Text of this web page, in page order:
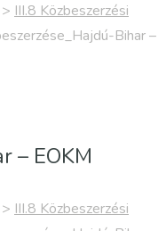
> III.8 Közbeszerzési
Bihar –
– EOKM
> III.8 Közbeszerzési